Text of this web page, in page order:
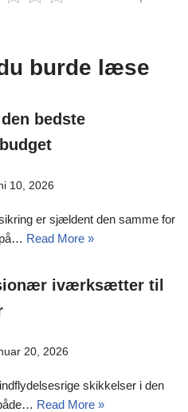
burde læse
bedste
10, 2026
er sjældent den samme for
Read More »
iværksætter til
20, 2026
skikkelser i den
Read More »